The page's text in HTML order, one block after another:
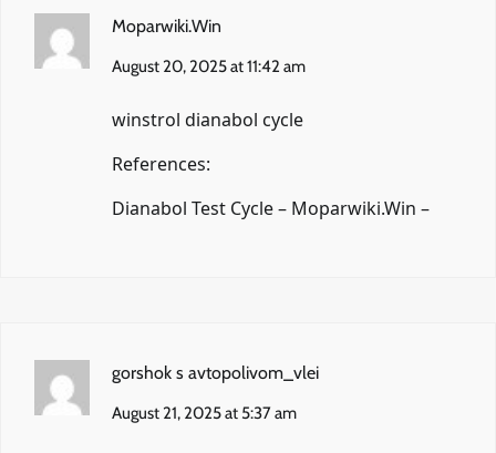
Moparwiki.Win
August 20, 2025 at 11:42 am
winstrol dianabol cycle
References:
Dianabol Test Cycle – Moparwiki.Win –
gorshok s avtopolivom_vlei
August 21, 2025 at 5:37 am